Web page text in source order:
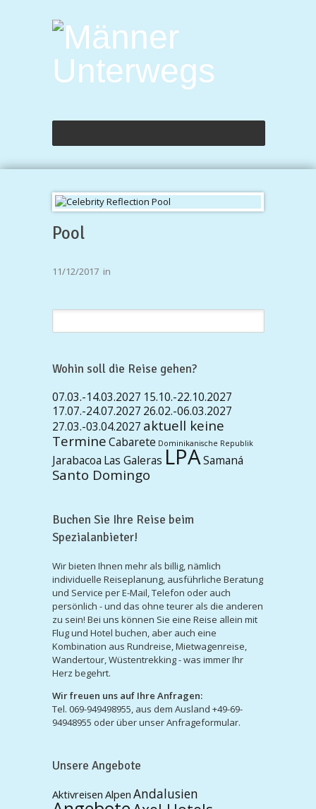
Pool
11/12/2017 in
Wohin soll die Reise gehen?
07.03.-14.03.2027 15.10.-22.10.2027
17.07.-24.07.2027 26.02.-06.03.2027
27.03.-03.04.2027 aktuell keine
TermineCabarete Dominikanische Republik
Jarabacoa Las Galeras LPASamaná
Santo Domingo
Buchen Sie Ihre Reise beim
Spezialanbieter!
Wir bieten Ihnen mehr als billig, nämlich
individuelle Reiseplanung, ausführliche Beratung
und Service per E-Mail, Telefon oder auch
persönlich - und das ohne teurer als die anderen
zu sein! Bei uns können Sie eine Reise allein mit
Flug und Hotel buchen, aber auch eine
Kombination aus Rundreise, Mietwagenreise,
Wandertour, Wüstentrekking - was immer Ihr
Herz begehrt.
Wir freuen uns auf Ihre Anfragen:
Tel. 069-949498955, aus dem Ausland +49-69-
94948955 oder über unser Anfrageformular.
Unsere Angebote
Aktivreisen Alpen Andalusien